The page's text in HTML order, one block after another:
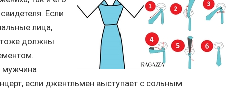
Если
лица,
тоже должны
мужчина
если джентльмен выступает с сольным